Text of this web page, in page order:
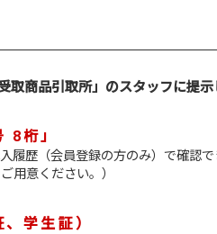
商品引取所」のスタッフに提
8桁」
履歴（会員登録の方のみ）で確認で
用意ください。）
学生証）